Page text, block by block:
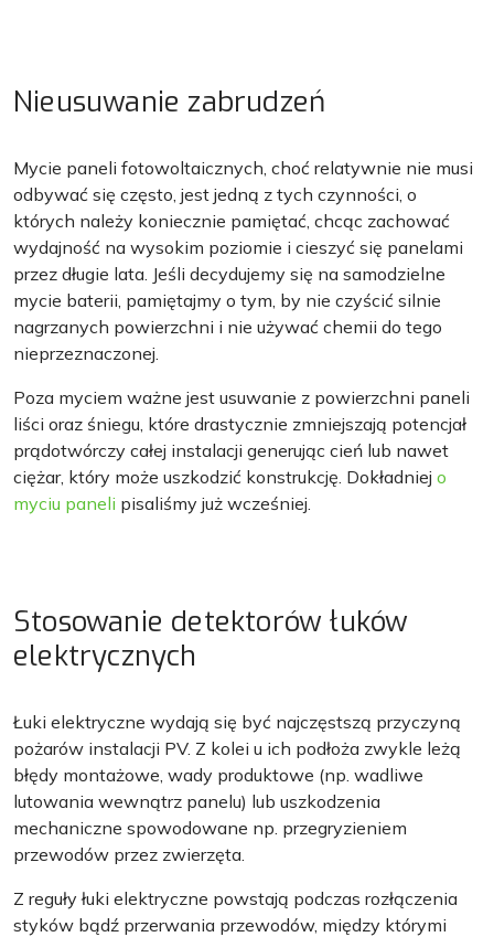
Nieusuwanie zabrudzeń
Mycie paneli fotowoltaicznych, choć relatywnie nie musi
odbywać się często, jest jedną z tych czynności, o
których należy koniecznie pamiętać, chcąc zachować
wydajność na wysokim poziomie i cieszyć się panelami
przez długie lata. Jeśli decydujemy się na samodzielne
mycie baterii, pamiętajmy o tym, by nie czyścić silnie
nagrzanych powierzchni i nie używać chemii do tego
nieprzeznaczonej.
Poza myciem ważne jest usuwanie z powierzchni paneli
liści oraz śniegu, które drastycznie zmniejszają potencjał
prądotwórczy całej instalacji generując cień lub nawet
ciężar, który może uszkodzić konstrukcję. Dokładniej o
myciu paneli pisaliśmy już wcześniej.
Stosowanie detektorów łuków
elektrycznych
Łuki elektryczne wydają się być najczęstszą przyczyną
pożarów instalacji PV. Z kolei u ich podłoża zwykle leżą
błędy montażowe, wady produktowe (np. wadliwe
lutowania wewnątrz panelu) lub uszkodzenia
mechaniczne spowodowane np. przegryzieniem
przewodów przez zwierzęta.
Z reguły łuki elektryczne powstają podczas rozłączenia
styków bądź przerwania przewodów, między którymi